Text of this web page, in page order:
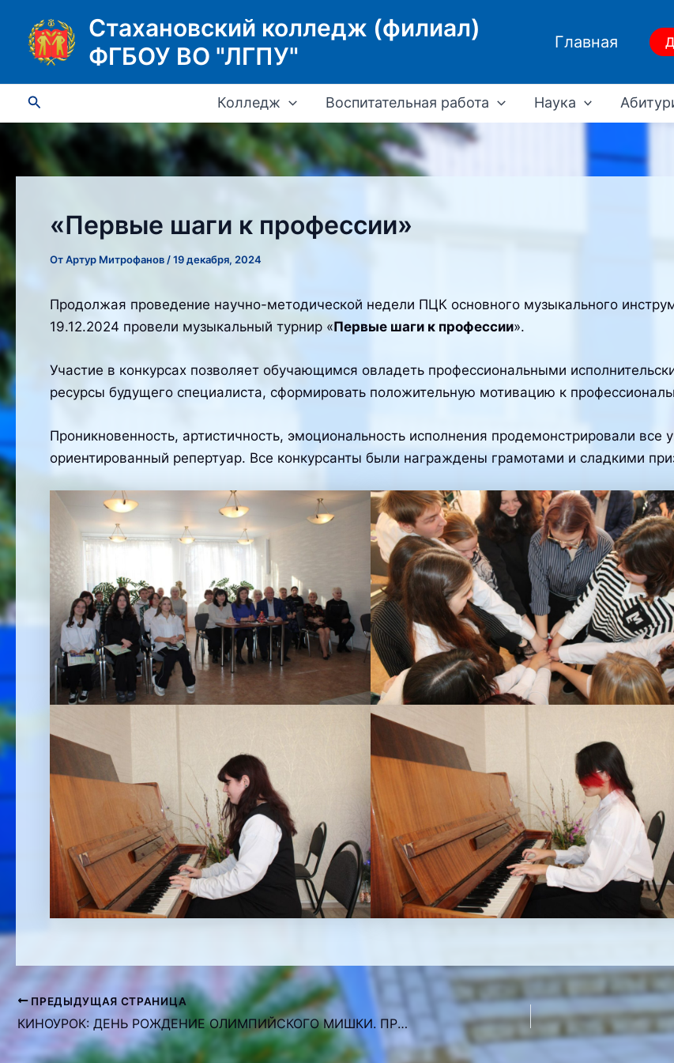
содержимому
Стахановский колледж (филиал)
ФГБОУ ВО "ЛГПУ"
Главная
Поиск Колледж Воспитательная работа Наука
«Первые шаги к профессии»
ОтАртур Митрофанов /19 декабря, 2024
Продолжая проведение научно-методической недели ПЦК основного музыкального
19.12.2024 провели музыкальный турнир «Первые шаги к профессии».
Участие в конкурсах позволяет обучающимся овладеть профессиональными
ресурсы будущего специалиста, сформировать положительную мотивацию к
Проникновенность, артистичность, эмоциональность исполнения продемонстрировали все
ориентированный репертуар. Все конкурсанты были награждены грамотами и сладкими
Навигация
по
ПРЕДЫДУЩАЯ СТРАНИЦА
КИНОУРОК: ДЕНЬ РОЖДЕНИЕ ОЛИМПИЙСКОГО МИШКИ. ПРОСМОТР КИНОФИЛЬМА, ПОСВЯЩЕННОГО ИСТОРИИ